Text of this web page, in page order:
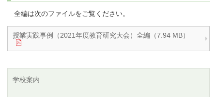
全編は次のファイルをご覧ください。
授業実践事例（2021年度教育研究大会）全編（7.94 MB）
学校案内